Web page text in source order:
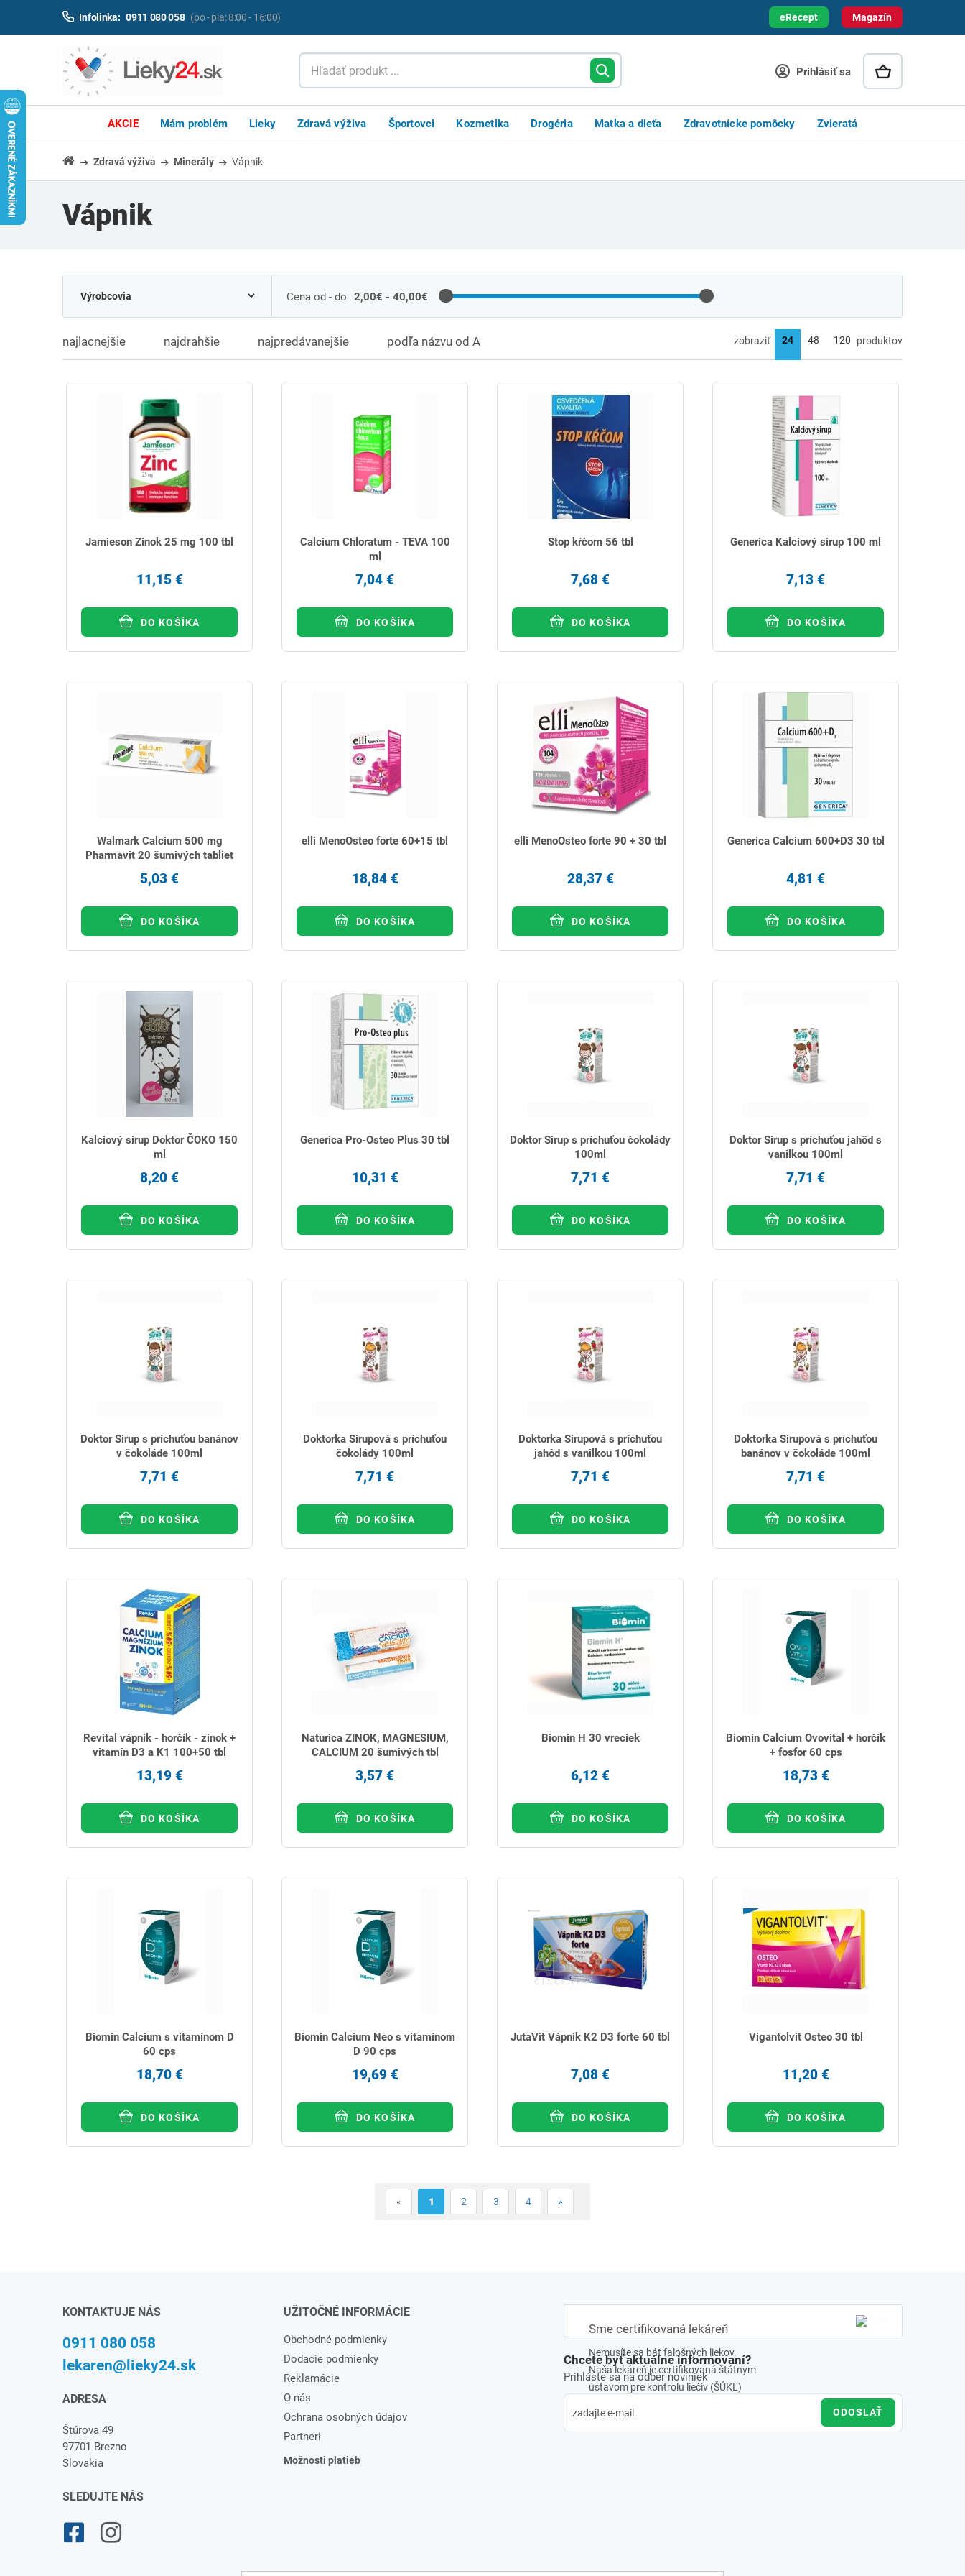
Magazín
Infolinka: 0911 080 058 (po - pia: 8:00 - 16:00) eRecept
Prihlásiť sa
AKCIE Mám problém Lieky Zdravá výživa Športovci Kozmetika Drogéria Matka a dieťa Zdravotnícke pomôcky Zvieratá
Zdravá výživa Minerály Vápnik
Vápnik
Cena od - do 2,00€ - 40,00€
najlacnejšie najdrahšie najpredávanejšie podľa názvu od A zobraziť produktov
Jamieson Zinok 25 mg 100 tbl
11,15 €
DO KOŠÍKA
Calcium Chloratum - TEVA 100
ml
7,04 €
DO KOŠÍKA
Stop kŕčom 56 tbl
7,68 €
DO KOŠÍKA
Generica Kalciový sirup 100 ml
7,13 €
DO KOŠÍKA
Walmark Calcium 500 mg
Pharmavit 20 šumivých tabliet
5,03 €
DO KOŠÍKA
elli MenoOsteo forte 60+15 tbl
18,84 €
DO KOŠÍKA
elli MenoOsteo forte 90 + 30 tbl
28,37 €
DO KOŠÍKA
Generica Calcium 600+D3 30 tbl
4,81 €
DO KOŠÍKA
Kalciový sirup Doktor ČOKO 150
ml
8,20 €
DO KOŠÍKA
Generica Pro-Osteo Plus 30 tbl
10,31 €
DO KOŠÍKA
Doktor Sirup s príchuťou čokolády
100ml
7,71 €
DO KOŠÍKA
Doktor Sirup s príchuťou jahôd s
vanilkou 100ml
7,71 €
DO KOŠÍKA
Doktor Sirup s príchuťou banánov
v čokoláde 100ml
7,71 €
DO KOŠÍKA
Doktorka Sirupová s príchuťou
čokolády 100ml
7,71 €
DO KOŠÍKA
Doktorka Sirupová s príchuťou
jahôd s vanilkou 100ml
7,71 €
DO KOŠÍKA
Doktorka Sirupová s príchuťou
banánov v čokoláde 100ml
7,71 €
DO KOŠÍKA
Revital vápnik - horčík - zinok +
vitamín D3 a K1 100+50 tbl
13,19 €
DO KOŠÍKA
Naturica ZINOK, MAGNESIUM,
CALCIUM 20 šumivých tbl
3,57 €
DO KOŠÍKA
Biomin H 30 vreciek
6,12 €
DO KOŠÍKA
Biomin Calcium Ovovital + horčík
+ fosfor 60 cps
18,73 €
DO KOŠÍKA
Biomin Calcium s vitamínom D
60 cps
18,70 €
DO KOŠÍKA
Biomin Calcium Neo s vitamínom
D 90 cps
19,69 €
DO KOŠÍKA
JutaVit Vápnik K2 D3 forte 60 tbl
7,08 €
DO KOŠÍKA
Vigantolvit Osteo 30 tbl
11,20 €
DO KOŠÍKA
« 1 2 3 4 »
Sme certifikovaná lekáreň
Nemusíte sa báť falošných liekov.
Naša lekáreň je certifikovaná štátnym
ústavom pre kontrolu liečiv (ŠÚKL)
KONTAKTUJE NÁS
0911 080 058
lekaren@lieky24.sk
ADRESA
Štúrova 49
97701 Brezno
Slovakia
SLEDUJTE NÁS
UŽITOČNÉ INFORMÁCIE
Obchodné podmienky
Dodacie podmienky
Reklamácie
O nás
Ochrana osobných údajov
Partneri
Možnosti platieb
Chcete byť aktuálne informovaní?
Prihláste sa na odber noviniek
ODOSLAŤ